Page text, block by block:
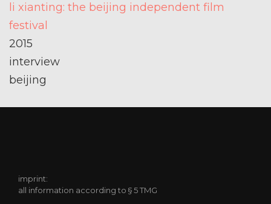
li xianting: the beijing independent film
festival
2015
interview
beijing
imprint:
all information according to § 5 TMG